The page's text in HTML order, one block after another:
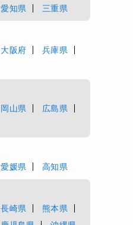
愛知県 三重県
大阪府
兵庫県
岡山県
広島県
愛媛県 高知県
長崎県
熊本県